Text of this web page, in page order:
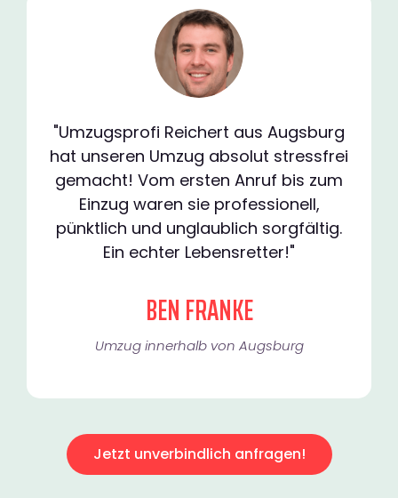
"Umzugsprofi Reichert aus Augsburg
hat unseren Umzug absolut stressfrei
gemacht! Vom ersten Anruf bis zum
Einzug waren sie professionell,
pünktlich und unglaublich sorgfältig.
Ein echter Lebensretter!"
BEN FRANKE
Umzug innerhalb von Augsburg​
Jetzt unverbindlich anfragen!